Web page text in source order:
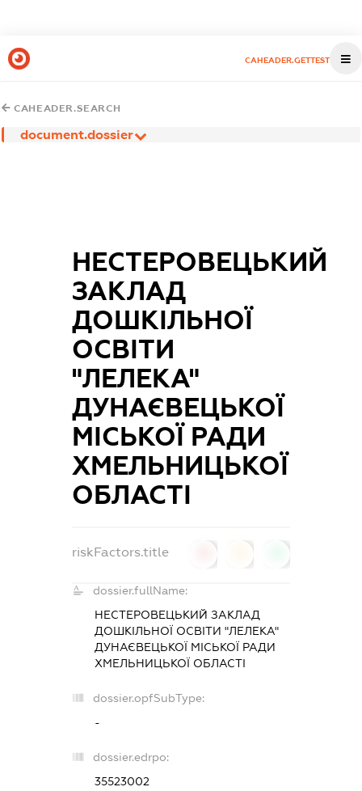
CAHEADER.GETTEST
CAHEADER.SEARCH
document.dossier
НЕСТЕРОВЕЦЬКИЙ
ЗАКЛАД
ДОШКІЛЬНОЇ
ОСВІТИ
"ЛЕЛЕКА"
ДУНАЄВЕЦЬКОЇ
МІСЬКОЇ РАДИ
ХМЕЛЬНИЦЬКОЇ
ОБЛАСТІ
riskFactors.title
dossier.fullName:
НЕСТЕРОВЕЦЬКИЙ ЗАКЛАД
ДОШКІЛЬНОЇ ОСВІТИ "ЛЕЛЕКА"
ДУНАЄВЕЦЬКОЇ МІСЬКОЇ РАДИ
ХМЕЛЬНИЦЬКОЇ ОБЛАСТІ
dossier.opfSubType:
-
dossier.edrpo:
35523002